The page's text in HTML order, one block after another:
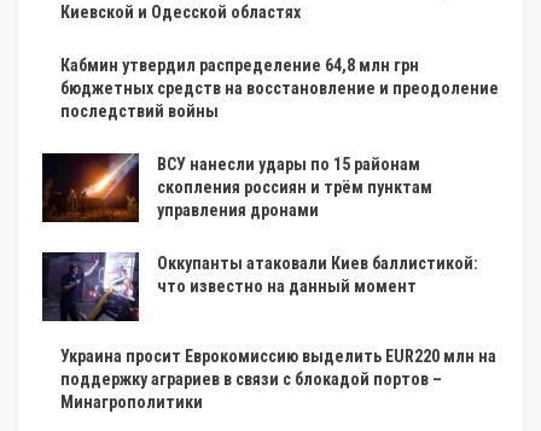
Киевской и Одесской областях
Кабмин утвердил распределение 64,8 млн грн
бюджетных средств на восстановление и преодоление
последствий войны
ВСУ нанесли удары по 15 районам
скопления россиян и трём пунктам
управления дронами
Оккупанты атаковали Киев баллистикой:
что известно на данный момент
Украина просит Еврокомиссию выделить EUR220 млн на
поддержку аграриев в связи с блокадой портов –
Минагрополитики